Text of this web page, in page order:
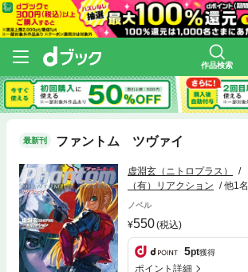
作品検索
最新刊 ファントム ツヴァイ
虚淵玄（ニトロプラス）
（有）リアクション
他1名
ノベル
550(税込)
5pt獲得
ポイント詳細